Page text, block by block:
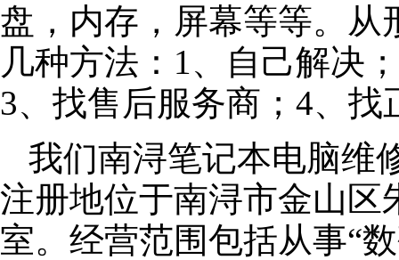
盘，内存，屏幕等等。从
几种方法：1、自己解决
3、找售后服务商；4、找
我们南浔笔记本电脑维
注册地位于南浔市金山区
室。经营范围包括从事“